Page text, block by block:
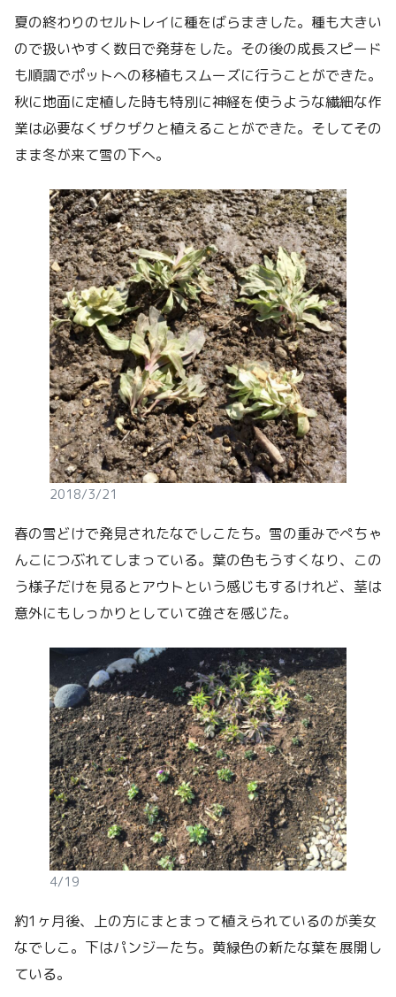
夏の終わりのセルトレイに種をばらまきした。種も大きい
ので扱いやすく数日で発芽をした。その後の成長スピード
も順調でポットへの移植もスムーズに行うことができた。
秋に地面に定植した時も特別に神経を使うような繊細な作
業は必要なくザクザクと植えることができた。そしてその
まま冬が来て雪の下へ。
2018/3/21
春の雪どけで発見されたなでしこたち。雪の重みでぺちゃ
んこにつぶれてしまっている。葉の色もうすくなり、この
う様子だけを見るとアウトという感じもするけれど、茎は
意外にもしっかりとしていて強さを感じた。
4/19
約1ヶ月後、上の方にまとまって植えられているのが美女
なでしこ。下はパンジーたち。黄緑色の新たな葉を展開し
ている。